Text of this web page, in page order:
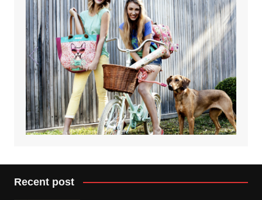
Recent post